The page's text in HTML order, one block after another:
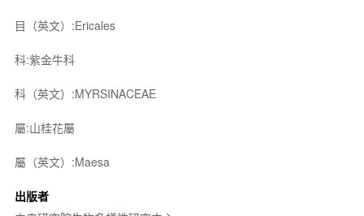
目（英文）:Ericales
科:紫金牛科
科（英文）:MYRSINACEAE
屬:山桂花屬
屬（英文）:Maesa
出版者